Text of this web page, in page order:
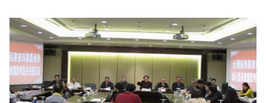
焰伉儷、印尼林建中會長伉儷等多人。 此次比賽結合推廣科學教育
基礎理念，讓人留下深刻印象；活動中「快閃心算表演賽」成功的
將比賽帶入最高潮，並於頒獎典禮前進行PK賽..